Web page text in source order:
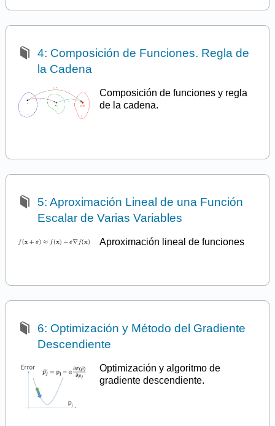
4: Composición de Funciones. Regla de
la Cadena
Composición de funciones y regla
de la cadena.
5: Aproximación Lineal de una Función
Escalar de Varias Variables
Aproximación lineal de funciones
6: Optimización y Método del Gradiente
Descendiente
Optimización y algoritmo de
gradiente descendiente.